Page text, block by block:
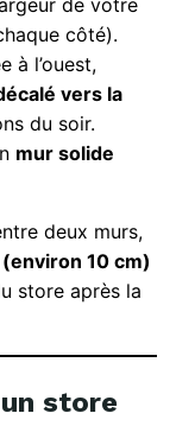
côté).
à l’ouest,
vers la
du soir.
mur solide
deux murs,
10 cm)
store après la
store